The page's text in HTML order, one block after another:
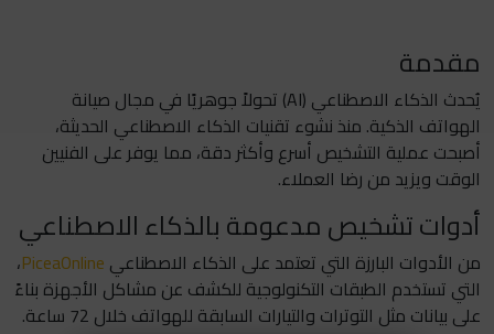
مقدمة
يُحدث الذكاء الاصطناعي (AI) تحولاً جوهريًا في مجال صيانة
الهواتف الذكية. منذ نشوء تقنيات الذكاء الاصطناعي الحديثة،
أصبحت عملية التشخيص أسرع وأكثر دقة، مما يوفر على الفنيين
الوقت ويزيد من رضا العملاء.
أدوات تشخيص مدعومة بالذكاء الاصطناعي
من الأدوات البارزة التي تعتمد على الذكاء الاصطناعي PiceaOnline،
التي تستخدم الطبقات التكنولوجية للكشف عن مشاكل الأجهزة بناءً
على بيانات مثل التوترات والتيارات السابقة للهواتف خلال 72 ساعة.